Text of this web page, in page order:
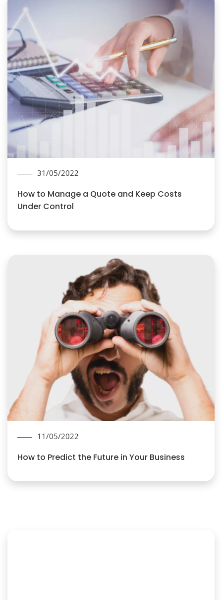
31/05/2022
How to Manage a Quote and Keep Costs
Under Control
11/05/2022
How to Predict the Future in Your Business